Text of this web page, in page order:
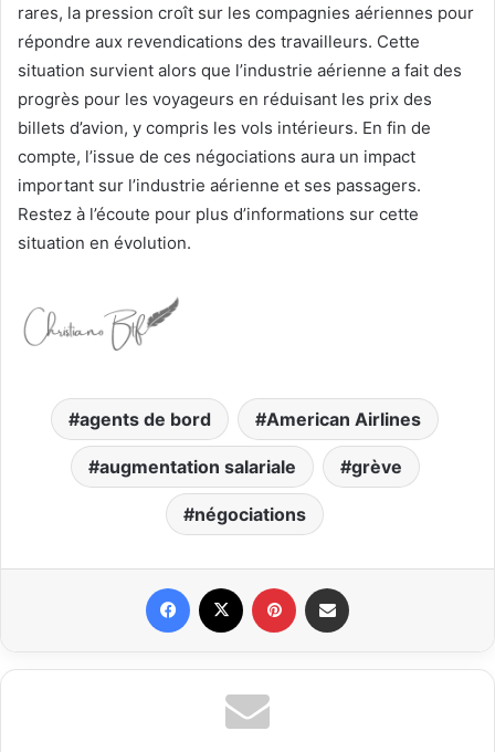
rares, la pression croît sur les compagnies aériennes pour
répondre aux revendications des travailleurs. Cette
situation survient alors que l’industrie aérienne a fait des
progrès pour les voyageurs en réduisant les prix des
billets d’avion, y compris les vols intérieurs. En fin de
compte, l’issue de ces négociations aura un impact
important sur l’industrie aérienne et ses passagers.
Restez à l’écoute pour plus d’informations sur cette
situation en évolution.
agents de bord American Airlines
augmentation salariale grève
négociations